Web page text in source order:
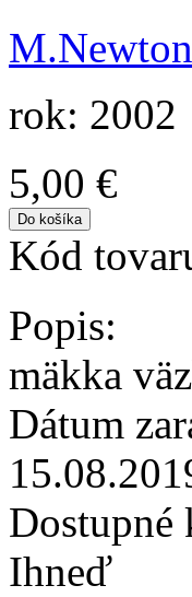
M.Newton
rok: 2002
5,00 €
Kód
Popis:
mäkka
Dátum
Dostupné
Ihneď